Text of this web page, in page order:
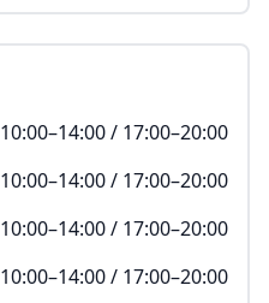
10:00–14:00 / 17:00–20:00
10:00–14:00 / 17:00–20:00
10:00–14:00 / 17:00–20:00
10:00–14:00 / 17:00–20:00